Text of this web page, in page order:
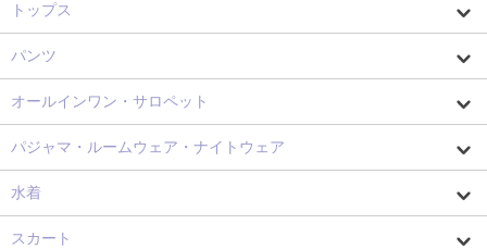
トップス
パンツ
オールインワン・サロペット
パジャマ・ルームウェア・ナイトウェア
水着
スカート